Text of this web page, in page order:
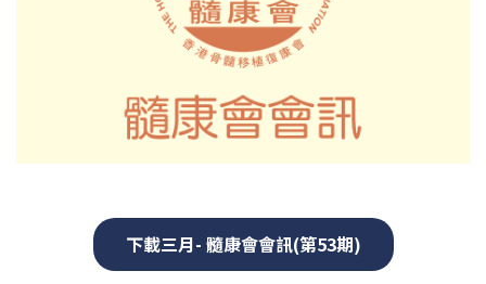
下載三月- 髓康會會訊(第53期)